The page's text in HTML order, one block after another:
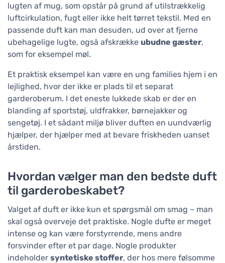
lugten af mug, som opstår på grund af utilstrækkelig
luftcirkulation, fugt eller ikke helt tørret tekstil. Med en
passende duft kan man desuden, ud over at fjerne
ubehagelige lugte, også afskrække ubudne gæster,
som for eksempel møl.
Et praktisk eksempel kan være en ung families hjem i en
lejlighed, hvor der ikke er plads til et separat
garderoberum. I det eneste lukkede skab er der en
blanding af sportstøj, uldfrakker, børnejakker og
sengetøj. I et sådant miljø bliver duften en uundværlig
hjælper, der hjælper med at bevare friskheden uanset
årstiden.
Hvordan vælger man den bedste duft
til garderobeskabet?
Valget af duft er ikke kun et spørgsmål om smag – man
skal også overveje det praktiske. Nogle dufte er meget
intense og kan være forstyrrende, mens andre
forsvinder efter et par dage. Nogle produkter
indeholder syntetiske stoffer, der hos mere følsomme